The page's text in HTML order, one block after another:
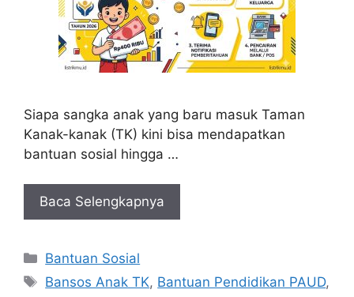
Siapa sangka anak yang baru masuk Taman
Kanak-kanak (TK) kini bisa mendapatkan
bantuan sosial hingga …
Baca Selengkapnya
Kategori
Bantuan Sosial
Tag
Bansos Anak TK, Bantuan Pendidikan PAUD,